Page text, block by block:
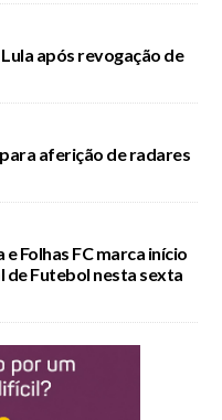
após revogação de
aferição de radares
Folhas FC marca início
de Futebol nesta sexta